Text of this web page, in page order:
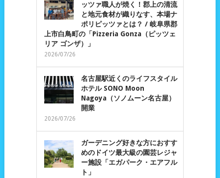
ッツァ職人が焼く！郡上の清流
と地元食材が織りなす、本場ナ
ポリピッツァとは？ / 岐阜県郡
上市白鳥町の「Pizzeria Gonza（ピッツェ
リア ゴンザ）」
2026/07/26
名古屋駅近くのライフスタイル
ホテル SONO Moon
Nagoya（ソノムーン名古屋）
開業
2026/07/26
ガーデニング好きな方におすす
めのドイツ最大級の園芸レジャ
ー施設「エガパーク・エアフル
ト」